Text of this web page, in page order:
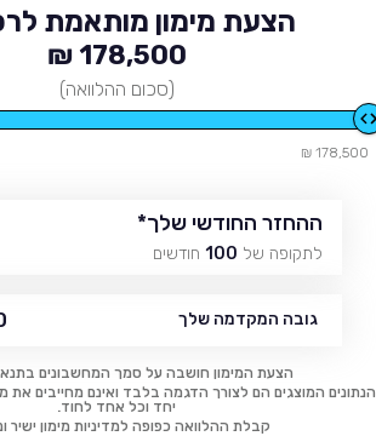
הצעת מימון מותאמת
178,500 ₪
(סכום ההלוואה)
178,500 ₪
ההחזר החודשי שלך*
לתקופה של 100 חודשים
גובה המקדמה שלך
הצעת המימון חושבה על סמך המחשבונים
הנתונים המוצגים הם לצורך הדגמה בלבד ואינם מחייבים את
יחד וכל אחד לחוד.
קבלת ההלוואה כפופה למדיניות מימון ישיר